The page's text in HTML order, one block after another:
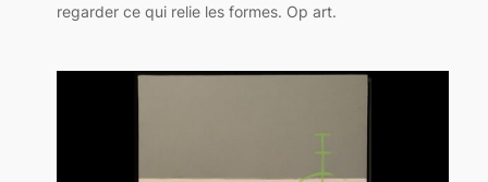
regarder ce qui relie les formes. Op art.